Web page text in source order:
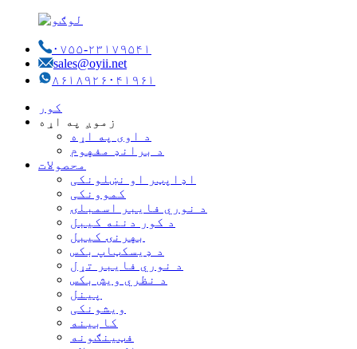
۰۷۵۵-۲۳۱۷۹۵۴۱
sales@oyii.net
۸۶۱۸۹۲۶۰۴۱۹۶۱
کور
زموږ په اړه
د اوی په اړه
د برانډ مفهوم
محصولات
اډاپټر او نښلونکی
کموونکی
د نوري فایبر اسمبلۍ
د کور دننه کیبل
بهرنۍ کیبل
د ډیسکټاپ بکس
د نوري فایبر تړل
د نظري ویش بکس
پینل
ویشونکی
کابینه
فټینګونه